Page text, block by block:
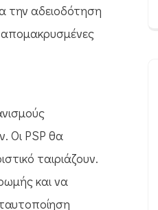
την αδειοδότηση
Οι PSP θα
ταιριάζουν.
και να